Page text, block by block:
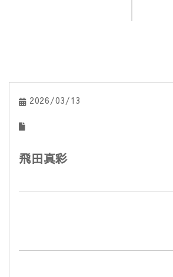
2026/03/13
飛田真彩